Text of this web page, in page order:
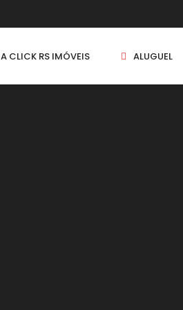
A CLICK RS IMÓVEIS ALUGUEL